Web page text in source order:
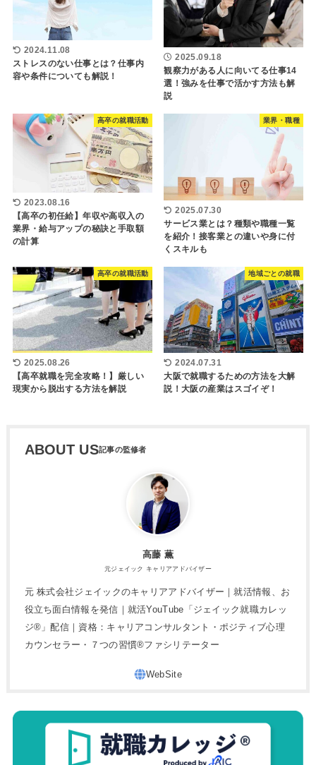
2024.11.08
ストレスのない仕事とは？仕事内
容や条件についても解説！
2025.09.18
観察力がある人に向いてる仕事14
選！強みを仕事で活かす方法も解
説
高卒の就職活動
2023.08.16
【高卒の初任給】年収や高収入の
業界・給与アップの秘訣と手取額
の計算
業界・職種
2025.07.30
サービス業とは？種類や職種一覧
を紹介！接客業との違いや身に付
くスキルも
高卒の就職活動
2025.08.26
【高卒就職を完全攻略！】厳しい
現実から脱出する方法を解説
地域ごとの就職
2024.07.31
大阪で就職するための方法を大解
説！大阪の産業はスゴイぞ！
ABOUT US
高藤 薫
元ジェイック キャリアアドバイザー
元 株式会社ジェイックのキャリアアドバイザー｜就活情報、お
役立ち面白情報を発信｜就活YouTube「ジェイック就職カレッ
ジ®」配信｜資格：キャリアコンサルタント・ポジティブ心理
カウンセラー・７つの習慣®︎ファシリテーター